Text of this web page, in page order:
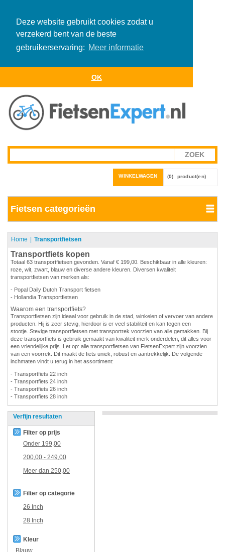
Deze website gebruikt cookies zodat u
verzekerd bent van de beste
gebruikerservaring: Meer informatie
OK
WINKELWAGEN (0) product(en)
Fietsen categorieën
Home Transportfietsen
Transportfiets kopen
Totaal 63 transportfietsen gevonden. Vanaf € 199,00. Beschikbaar in alle kleuren:
roze, wit, zwart, blauw en diverse andere kleuren. Diversen kwaliteit
transportfietsen van merken als:
- Popal Daily Dutch Transport fietsen
- Hollandia Transportfietsen
Waarom een transportfiets?
Transportfietsen zijn ideaal voor gebruik in de stad, winkelen of vervoer van andere
producten. Hij is zeer stevig, hierdoor is er veel stabiliteit en kan tegen een
stootje. Stevige transportfietsen met transportrek voorzien van alle gemakken. Bij
deze transportfiets is gebruik gemaakt van kwaliteit merk onderdelen, dit alles voor
een vriendelijke prijs. Let op: alle transportfietsen van FietsenExpert zijn voorzien
van een voorrek. Dit maakt de fiets uniek, robust en aantrekkelijk. De volgende
inchmaten vindt u terug in het assortiment:
- Transportfiets 22 inch
- Transportfiets 24 inch
- Transportfiets 26 inch
- Transportfiets 28 inch
Verfijn resultaten
Filter op prijs
Onder 199,00
200,00 - 249,00
Meer dan 250,00
Filter op categorie
26 Inch
28 Inch
Kleur
Blauw